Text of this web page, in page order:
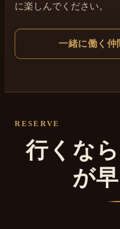
に楽しんでください。
一緒に働く仲
RESERVE
行くな
が